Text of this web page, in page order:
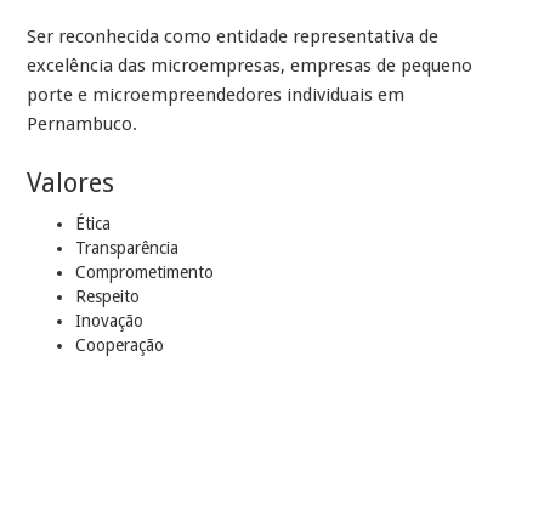
Ser reconhecida como entidade representativa de
excelência das microempresas, empresas de pequeno
porte e microempreendedores individuais em
Pernambuco.
Valores
Ética
Transparência
Comprometimento
Respeito
Inovação
Cooperação